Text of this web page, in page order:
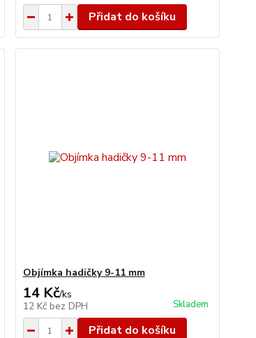
Přidat do košíku
Objímka hadičky 9-11 mm
14 Kč/ks
12 Kč bez DPH Skladem
Přidat do košíku